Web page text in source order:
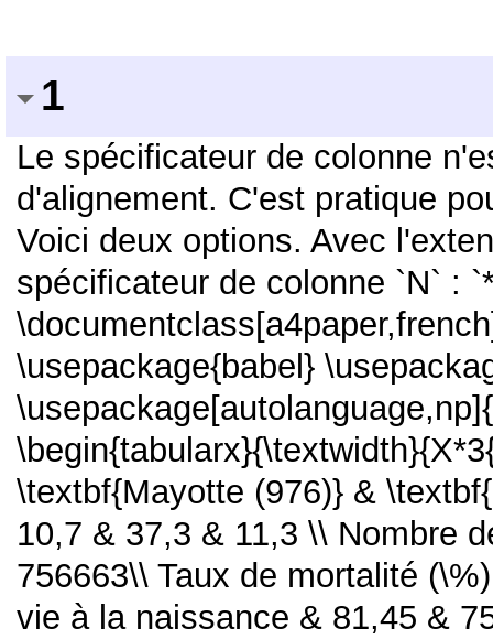
1
Le spécificateur de colonne
d'alignement. C'est pratique
Voici deux options. Avec
spécificateur de colonne `N` :
\usepackage{babel}
\textbf{Mayotte (976)} &
10,7 & 37,3 & 11,3 \\ Nombre
756663\\ Taux de mortalité
vie à la naissance & 81,45 &